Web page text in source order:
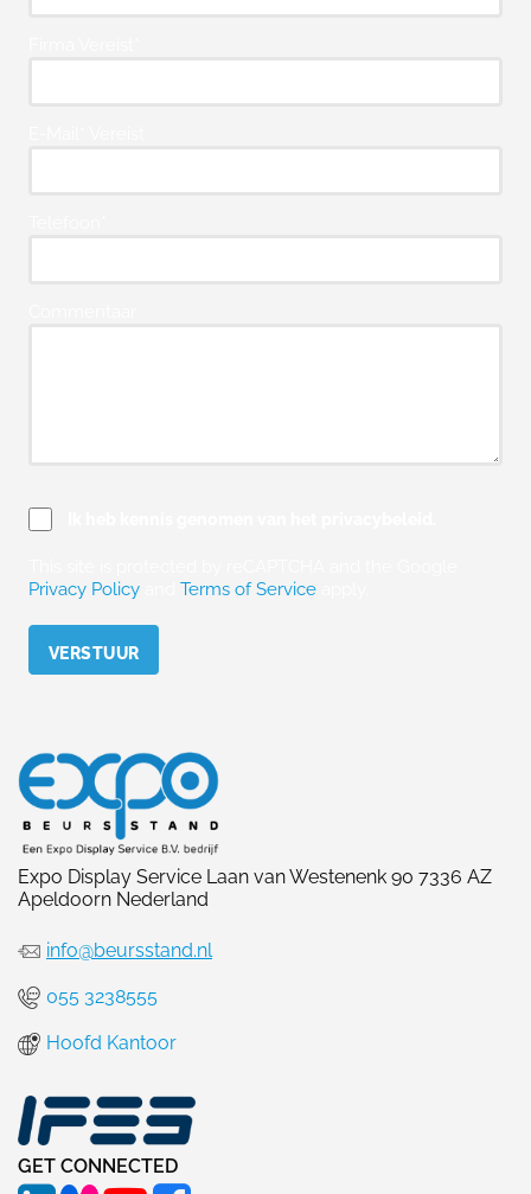
Privacy Policy
Terms of Service
Expo Display Service Laan van Westenenk 90 7336 AZ
Apeldoorn Nederland
info@beursstand.nl
055 3238555
Hoofd Kantoor
GET CONNECTED